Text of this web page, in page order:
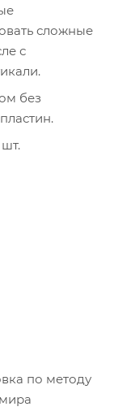
сложные
с
без
по методу